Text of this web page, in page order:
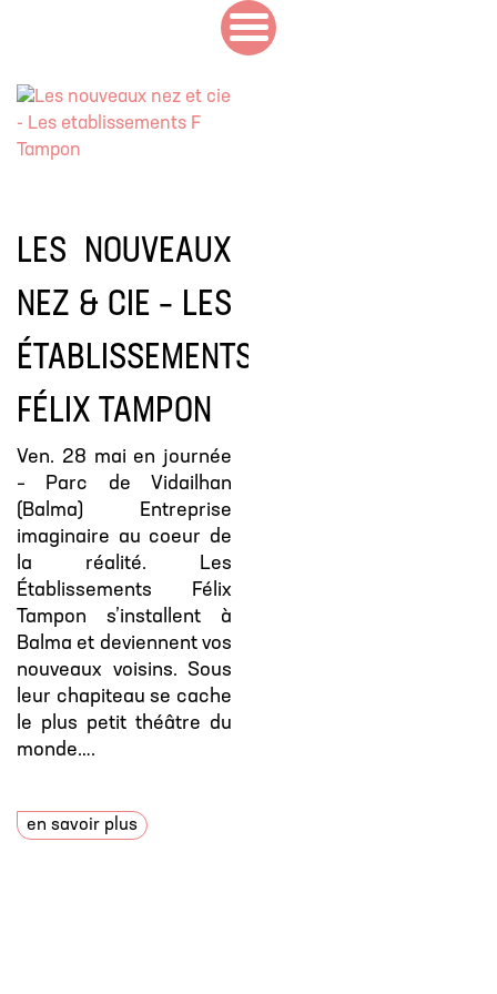
LES NOUVEAUX
NEZ & CIE – LES
ÉTABLISSEMENTS
FÉLIX TAMPON
Ven. 28 mai en journée
– Parc de Vidailhan
(Balma) Entreprise
imaginaire au coeur de
la réalité. Les
Établissements Félix
Tampon s’installent à
Balma et deviennent vos
nouveaux voisins. Sous
leur chapiteau se cache
le plus petit théâtre du
monde….
en savoir plus